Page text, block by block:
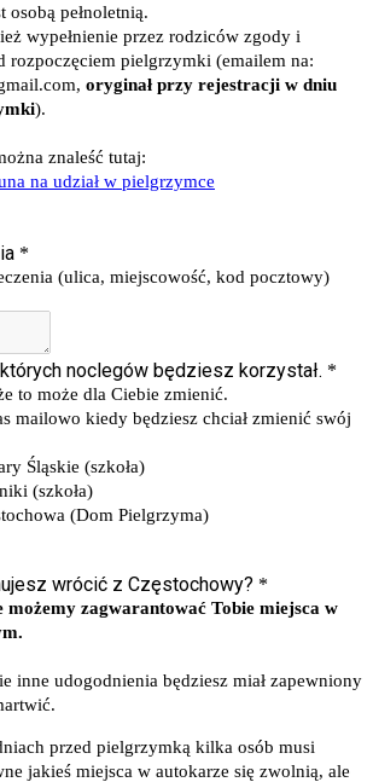
pełnoletnią.
wypełnienie przez rodziców zgody i
rozpoczęciem pielgrzymki (emailem na:
oryginał przy rejestracji w dniu
).
znaleść tutaj:
na udział w pielgrzymce
*
(ulica, miejscowość, kod pocztowy)
noclegów będziesz korzystał. *
to może dla Ciebie zmienić.
mailowo kiedy będziesz chciał zmienić swój
Śląskie (szkoła)
(szkoła)
(Dom Pielgrzyma)
wrócić z Częstochowy? *
możemy zagwarantować Tobie miejsca w
inne udogodnienia będziesz miał zapewniony
przed pielgrzymką kilka osób musi
jakieś miejsca w autokarze się zwolnią, ale